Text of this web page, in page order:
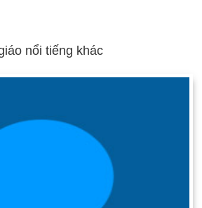
anh đã trải qua 28 năm ẩn náu trong
Người Mỹ gốc Phi đầu tiên ngồi vào
Marshall, đã chết.
Bộ An ninh Nội địa, dưới thời Tom
nội các.
nổi tiếng khác